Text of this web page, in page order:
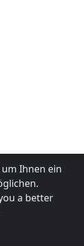
Ihnen ein
a better